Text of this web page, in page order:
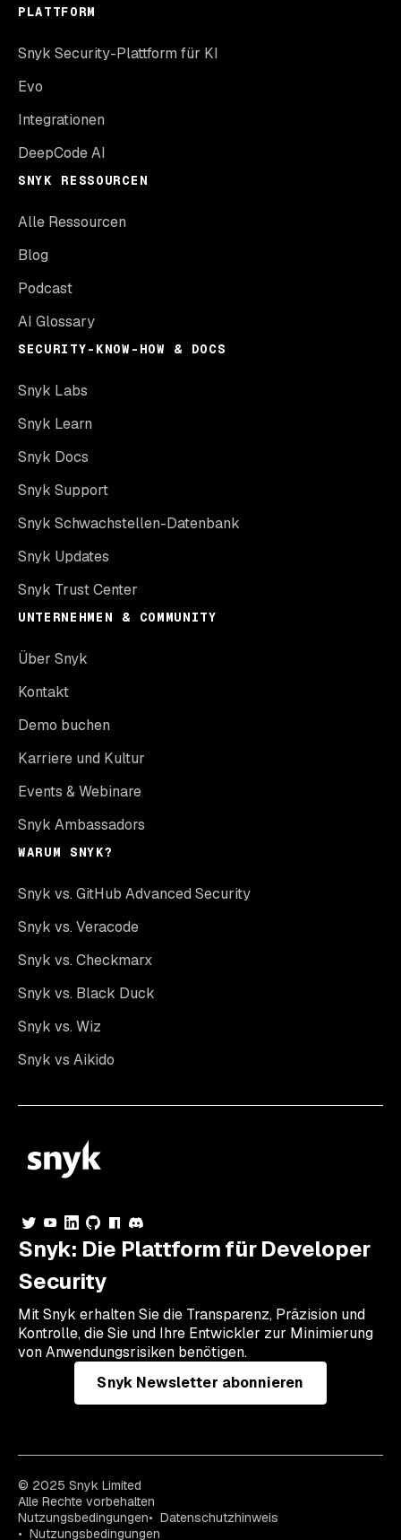
PLATTFORM
Snyk Security-Plattform für KI
Evo
Integrationen
DeepCode AI
SNYK RESSOURCEN
Alle Ressourcen
Blog
Podcast
AI Glossary
SECURITY-KNOW-HOW & DOCS
Snyk Labs
Snyk Learn
Snyk Docs
Snyk Support
Snyk Schwachstellen-Datenbank
Snyk Updates
Snyk Trust Center
UNTERNEHMEN & COMMUNITY
Über Snyk
Kontakt
Demo buchen
Karriere und Kultur
Events & Webinare
Snyk Ambassadors
WARUM SNYK?
Snyk vs. GitHub Advanced Security
Snyk vs. Veracode
Snyk vs. Checkmarx
Snyk vs. Black Duck
Snyk vs. Wiz
Snyk vs Aikido
Snyk: Die Plattform für Developer
Security
Mit Snyk erhalten Sie die Transparenz, Präzision und
Kontrolle, die Sie und Ihre Entwickler zur Minimierung
von Anwendungsrisiken benötigen.
Snyk Newsletter abonnieren
© 2025 Snyk Limited
Alle Rechte vorbehalten
Nutzungsbedingungen
Datenschutzhinweis
Nutzungsbedingungen